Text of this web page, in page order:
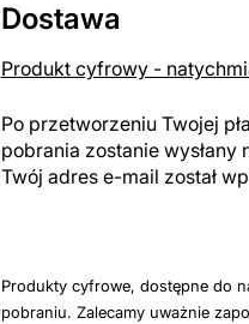
Dostawa
Produkt cyfrowy -
Po przetworzeniu Twojej
pobrania zostanie
Twój adres e-mail został
Produkty cyfrowe, dostępne do
pobraniu. Zalecamy uważnie